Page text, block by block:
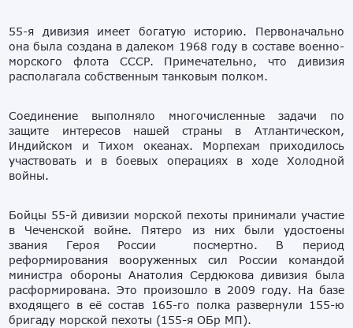
55-я дивизия имеет богатую историю. Первоначально
она была создана в далеком 1968 году в составе военно-
морского флота СССР. Примечательно, что дивизия
располагала собственным танковым полком.
Соединение выполняло многочисленные задачи по
защите интересов нашей страны в Атлантическом,
Индийском и Тихом океанах. Морпехам приходилось
участвовать и в боевых операциях в ходе Холодной
войны.
Бойцы 55-й дивизии морской пехоты принимали участие
в Чеченской войне. Пятеро из них были удостоены
звания Героя России посмертно. В период
реформирования вооруженных сил России командой
министра обороны Анатолия Сердюкова дивизия была
расформирована. Это произошло в 2009 году. На базе
входящего в её состав 165-го полка развернули 155-ю
бригаду морской пехоты (155-я ОБр МП).